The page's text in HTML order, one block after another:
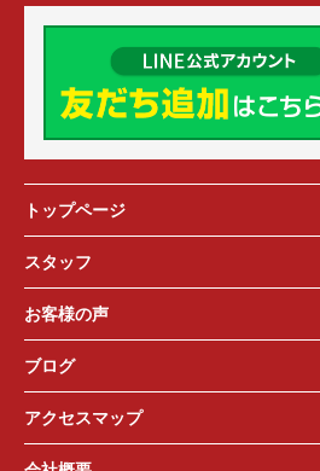
トップページ
スタッフ
お客様の声
ブログ
アクセスマップ